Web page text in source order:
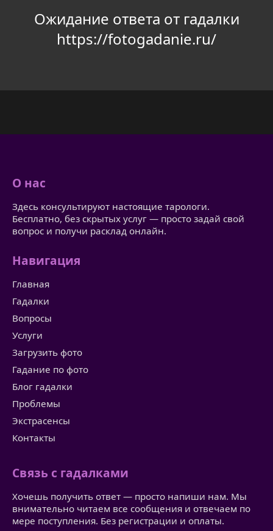
Ожидание ответа от гадалки
https://fotogadanie.ru/
О нас
Здесь консультируют настоящие тарологи.
Бесплатно, без скрытых услуг — просто задай свой
вопрос и получи расклад онлайн.
Навигация
Главная
Гадалки
Вопросы
Услуги
Загрузить фото
Гадание по фото
Блог гадалки
Проблемы
Экстрасенсы
Контакты
Связь с гадалками
Хочешь получить ответ — просто напиши нам. Мы
внимательно читаем все сообщения и отвечаем по
мере поступления. Без регистрации и оплаты.